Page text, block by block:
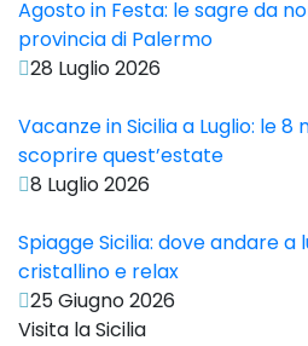
Agosto in Festa: le sagre da
provincia di Palermo
28 Luglio 2026
Vacanze in Sicilia a Luglio: le
scoprire quest’estate
8 Luglio 2026
Spiagge Sicilia: dove andare
cristallino e relax
25 Giugno 2026
Visita la Sicilia